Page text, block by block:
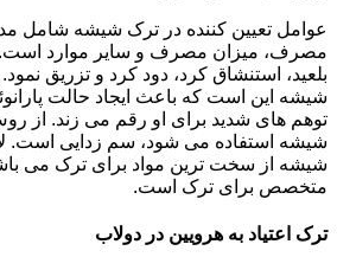
عوامل تعیین کننده در ترک شیشه
مصرف، میزان مصرف و سایر موارد است.
بلعید، استنشاق کرد، دود کرد و تزریق
شیشه این است که باعث ایجاد حالت
توهم های شدید برای او رقم می زند. از
شیشه استفاده می شود، سم زدایی است.
شیشه از سخت ترین مواد برای ترک می
متخصص برای ترک است.
ترک اعتیاد به هرویین در دولاب